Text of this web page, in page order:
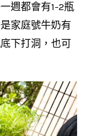
週都會有1-2瓶
家庭號牛奶有
下打洞，也可